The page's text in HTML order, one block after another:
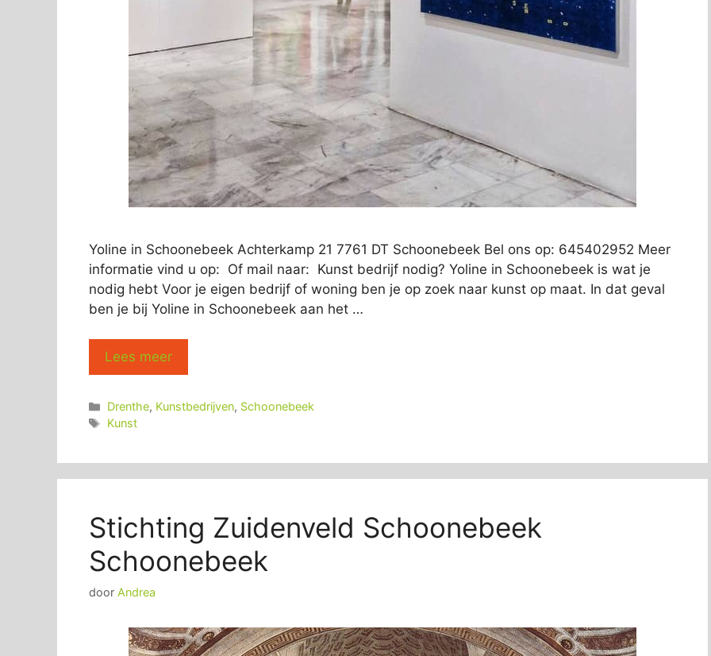
Yoline in Schoonebeek Achterkamp 21 7761 DT Schoonebeek Bel ons op: 645402952 Meer
informatie vind u op: Of mail naar: Kunst bedrijf nodig? Yoline in Schoonebeek is wat je
nodig hebt Voor je eigen bedrijf of woning ben je op zoek naar kunst op maat. In dat geval
ben je bij Yoline in Schoonebeek aan het …
Lees meer
Categorieën
Drenthe, Kunstbedrijven, Schoonebeek
Tags
Kunst
Stichting Zuidenveld Schoonebeek
Schoonebeek
door Andrea